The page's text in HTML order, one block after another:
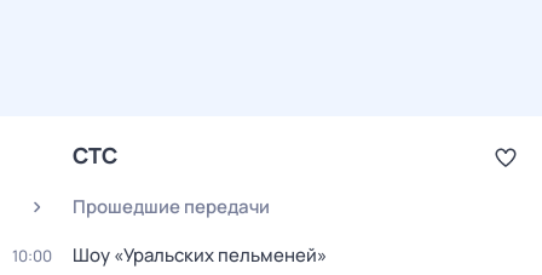
СТС
Прошедшие передачи
10:00 Шоy «Уральских пeльменей»